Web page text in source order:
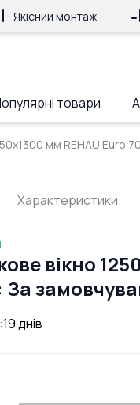
Якісний монтаж
товари
мм REHAU Euro
Характеристики
вікно
За
:19днів